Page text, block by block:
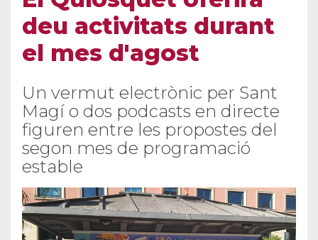
deu activitats durant
el mes d'agost
Un vermut electrònic per Sant
Magí o dos podcasts en directe
figuren entre les propostes del
segon mes de programació
estable